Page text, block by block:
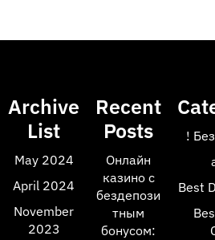
Archive
List
May 2024
April 2024
November
2023
Recent
Posts
Онлайн
казино с
бездепози
тным
бонусом:
!
Best